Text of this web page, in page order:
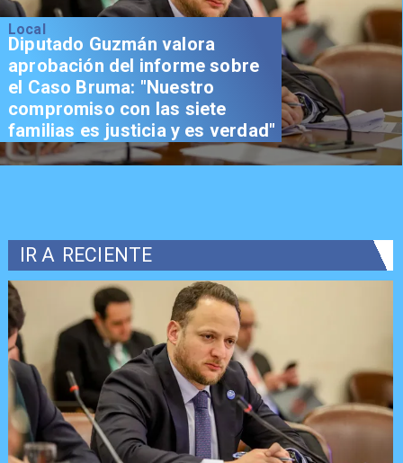
Local
Diputado Guzmán valora
aprobación del informe sobre
el Caso Bruma: "Nuestro
compromiso con las siete
familias es justicia y es verdad"
IR A RECIENTE